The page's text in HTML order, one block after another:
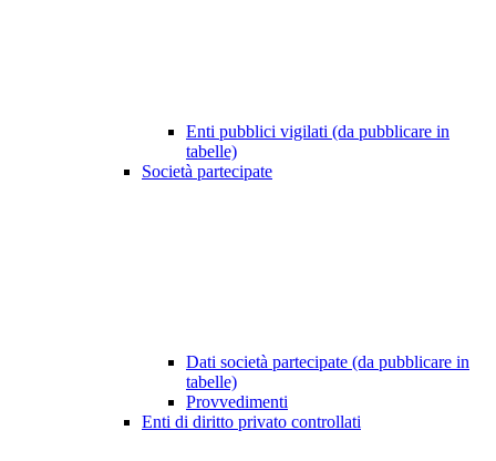
Enti pubblici vigilati (da pubblicare in
tabelle)
Società partecipate
Dati società partecipate (da pubblicare in
tabelle)
Provvedimenti
Enti di diritto privato controllati